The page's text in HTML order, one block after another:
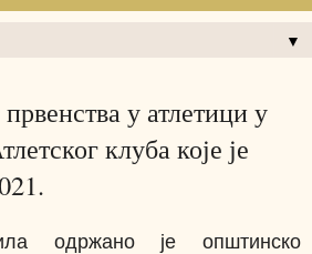
▼
у атлетици у
клуба које је
одржано је општинско